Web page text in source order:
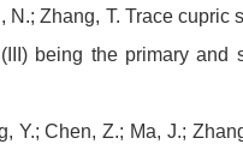
N.; Zhang, T. Trace
being the primary and
Y.; Chen, Z.; Ma, J.;